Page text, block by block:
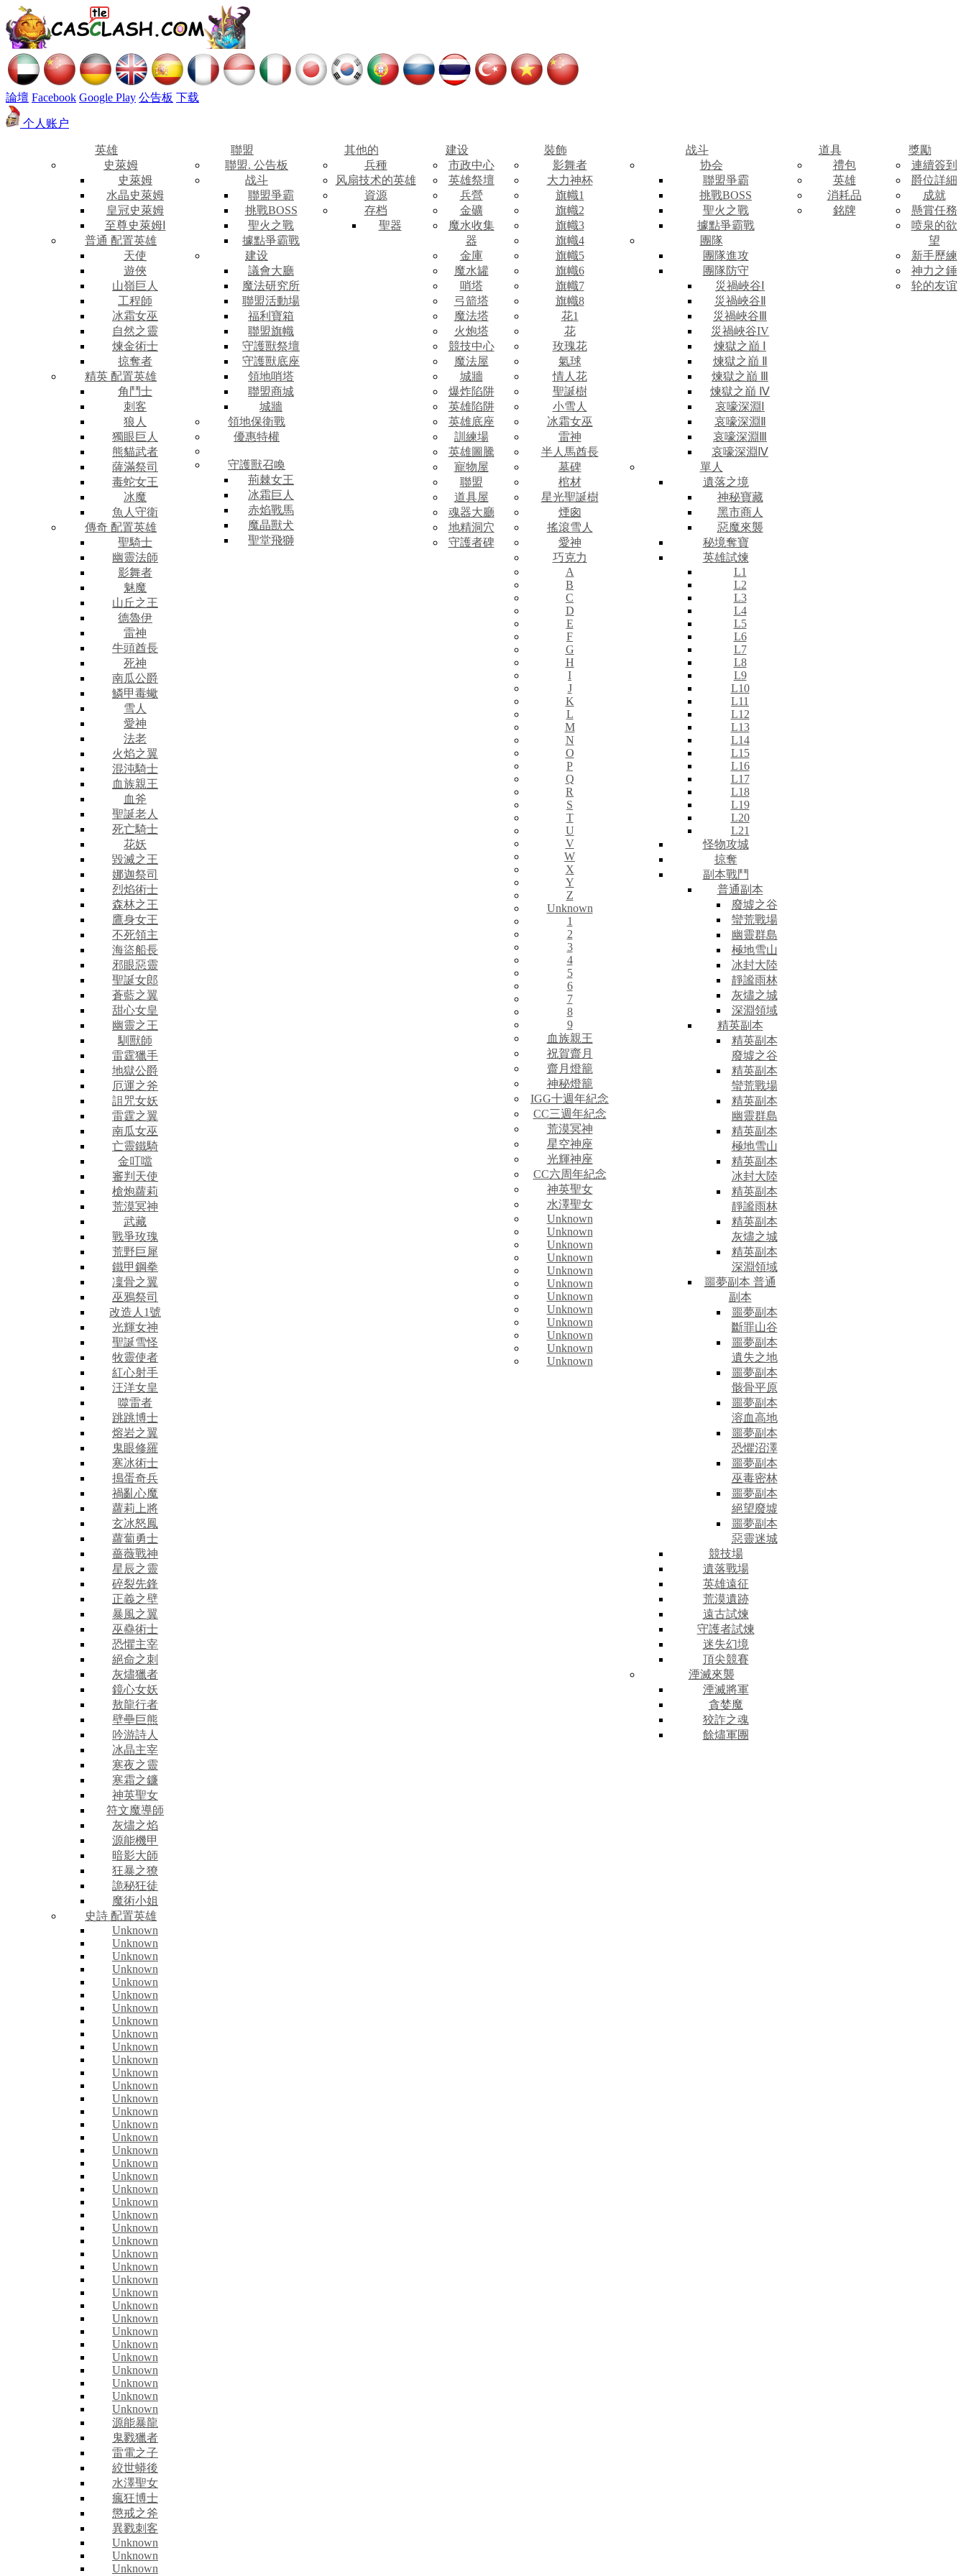
論壇 Facebook Google Play 公告板 下载
个人账户
英雄
史萊姆
史萊姆
水晶史萊姆
皇冠史萊姆
至尊史萊姆Ⅰ
普通 配置英雄
天使
遊俠
山嶺巨人
工程師
冰霜女巫
自然之靈
煉金術士
掠奪者
精英 配置英雄
角鬥士
刺客
狼人
獨眼巨人
熊貓武者
薩滿祭司
毒蛇女王
冰魔
魚人守衛
傳奇 配置英雄
聖騎士
幽靈法師
影舞者
魅魔
山丘之王
德魯伊
雷神
牛頭酋長
死神
南瓜公爵
鱗甲毒蠍
雪人
愛神
法老
火焰之翼
混沌騎士
血族親王
血斧
聖誕老人
死亡騎士
花妖
毀滅之王
娜迦祭司
烈焰術士
森林之王
鷹身女王
不死領主
海盜船長
邪眼惡靈
聖誕女郎
蒼藍之翼
甜心女皇
幽靈之王
馴獸師
雷霆獵手
地獄公爵
厄運之斧
詛咒女妖
雷霆之翼
南瓜女巫
亡靈鐵騎
金叮噹
審判天使
槍炮蘿莉
荒漠冥神
武藏
戰爭玫瑰
荒野巨犀
鐵甲鋼拳
凜骨之翼
巫鴉祭司
改造人1號
光輝女神
聖誕雪怪
牧靈使者
紅心射手
汪洋女皇
噬雷者
跳跳博士
熔岩之翼
鬼眼修羅
寒冰術士
搗蛋奇兵
禍亂心魔
蘿莉上將
玄冰怒鳳
蘿蔔勇士
薔薇戰神
星辰之靈
碎裂先鋒
正義之壁
暴風之翼
巫蠱術士
恐懼主宰
絕命之刺
灰燼獵者
鏡心女妖
敖龍行者
壁壘巨熊
吟游詩人
冰晶主宰
寒夜之靈
寒霜之鐮
神英聖女
符文魔導師
灰燼之焰
源能機甲
暗影大師
狂暴之獠
詭秘狂徒
魔術小姐
史詩 配置英雄
Unknown
Unknown
Unknown
Unknown
Unknown
Unknown
Unknown
Unknown
Unknown
Unknown
Unknown
Unknown
Unknown
Unknown
Unknown
Unknown
Unknown
Unknown
Unknown
Unknown
Unknown
Unknown
Unknown
Unknown
Unknown
Unknown
Unknown
Unknown
Unknown
Unknown
Unknown
Unknown
Unknown
Unknown
Unknown
Unknown
Unknown
Unknown
源能暴龍
鬼戮獵者
雷電之子
絞世蟒後
水澤聖女
瘋狂博士
懲戒之斧
異戮刺客
Unknown
Unknown
Unknown
聯盟
聯盟. 公告板
战斗
聯盟爭霸
挑戰BOSS
聖火之戰
據點爭霸戰
建设
議會大廳
魔法研究所
聯盟活動場
福利寶箱
聯盟旗幟
守護獸祭壇
守護獸底座
領地哨塔
聯盟商城
城牆
領地保衛戰
優惠特權
守護獸召喚
荊棘女王
冰霜巨人
赤焰戰馬
魔晶獸犬
聖堂飛獅
其他的
兵種
风扇技术的英雄
資源
存档
聖器
建设
市政中心
英雄祭壇
兵營
金礦
魔水收集
器
金庫
魔水罐
哨塔
弓箭塔
魔法塔
火炮塔
競技中心
魔法屋
城牆
爆炸陷阱
英雄陷阱
英雄底座
訓練場
英雄圖騰
寵物屋
聯盟
道具屋
魂器大廳
地精洞穴
守護者碑
裝飾
影舞者
大力神杯
旗幟1
旗幟2
旗幟3
旗幟4
旗幟5
旗幟6
旗幟7
旗幟8
花1
花
玫瑰花
氣球
情人花
聖誕樹
小雪人
冰霜女巫
雷神
半人馬酋長
墓碑
棺材
星光聖誕樹
煙囪
搖滾雪人
愛神
巧克力
A
B
C
D
E
F
G
H
I
J
K
L
M
N
O
P
Q
R
S
T
U
V
W
X
Y
Z
Unknown
1
2
3
4
5
6
7
8
9
血族親王
祝賀齋月
齋月燈籠
神秘燈籠
IGG十週年紀念
CC三週年紀念
荒漠冥神
星空神座
光輝神座
CC六周年紀念
神英聖女
水澤聖女
Unknown
Unknown
Unknown
Unknown
Unknown
Unknown
Unknown
Unknown
Unknown
Unknown
Unknown
Unknown
战斗
协会
聯盟爭霸
挑戰BOSS
聖火之戰
據點爭霸戰
團隊
團隊進攻
團隊防守
災禍峽谷Ⅰ
災禍峽谷Ⅱ
災禍峽谷Ⅲ
災禍峽谷IV
煉獄之巔 Ⅰ
煉獄之巔 Ⅱ
煉獄之巔 Ⅲ
煉獄之巔 Ⅳ
哀嚎深淵Ⅰ
哀嚎深淵Ⅱ
哀嚎深淵Ⅲ
哀嚎深淵Ⅳ
單人
遺落之境
神秘寶藏
黑市商人
惡魔來襲
秘境奪寶
英雄試煉
L1
L2
L3
L4
L5
L6
L7
L8
L9
L10
L11
L12
L13
L14
L15
L16
L17
L18
L19
L20
L21
怪物攻城
掠奪
副本戰鬥
普通副本
廢墟之谷
蠻荒戰場
幽靈群島
極地雪山
冰封大陸
靜謐雨林
灰燼之城
深淵領域
精英副本
精英副本
廢墟之谷
精英副本
蠻荒戰場
精英副本
幽靈群島
精英副本
極地雪山
精英副本
冰封大陸
精英副本
靜謐雨林
精英副本
灰燼之城
精英副本
深淵領域
噩夢副本 普通
副本
噩夢副本
斷罪山谷
噩夢副本
遺失之地
噩夢副本
骸骨平原
噩夢副本
溶血高地
噩夢副本
恐懼沼澤
噩夢副本
巫毒密林
噩夢副本
絕望廢墟
噩夢副本
惡靈迷城
競技場
遺落戰場
英雄遠征
荒漠遺跡
遠古試煉
守護者試煉
迷失幻境
頂尖競賽
湮滅來襲
湮滅將軍
貪婪魔
狡詐之魂
餘燼軍團
道具
禮包
英雄
消耗品
銘牌
獎勵
連續簽到
爵位詳細
成就
懸賞任務
喷泉的欲
望
新手歷練
神力之錘
轮的友谊